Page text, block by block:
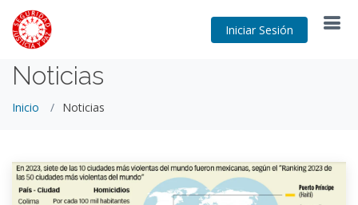
Iniciar Sesión
Noticias
Inicio Noticias